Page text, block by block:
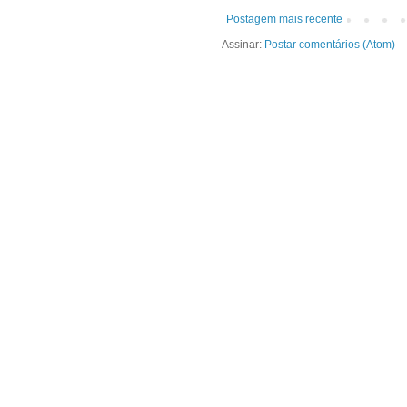
Postagem mais recente
Assinar: Postar comentários (Atom)